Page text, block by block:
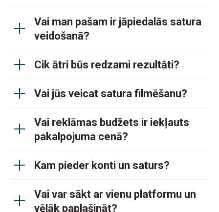
Vai man pašam ir jāpiedalās satura
veidošanā?
Cik ātri būs redzami rezultāti?
Vai jūs veicat satura filmēšanu?
Vai reklāmas budžets ir iekļauts
pakalpojuma cenā?
Kam pieder konti un saturs?
Vai var sākt ar vienu platformu un
vēlāk paplašināt?